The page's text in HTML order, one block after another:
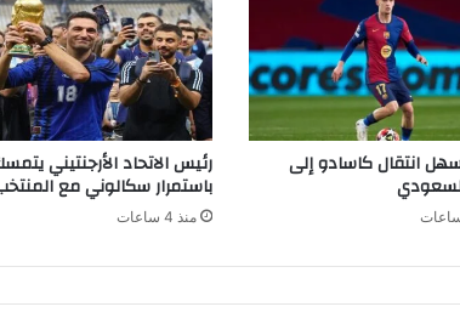
انتقال كاسادو إلى رئيس الاتحاد الأرجنتيني
باستمرار سكالوني مع
منذ 4 ساعات